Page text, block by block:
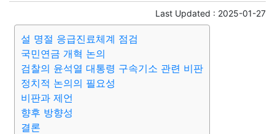
Last Updated : 2025-01-27
설 명절 응급진료체계 점검
국민연금 개혁 논의
검찰의 윤석열 대통령 구속기소 관련 비판
정치적 논의의 필요성
비판과 제언
향후 방향성
결론